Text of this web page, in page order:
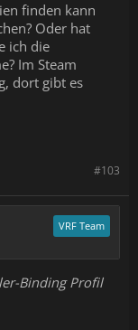
finden kann
Oder hat
ich die
Im Steam
dort gibt es
#103
VRF Team
Binding Profil